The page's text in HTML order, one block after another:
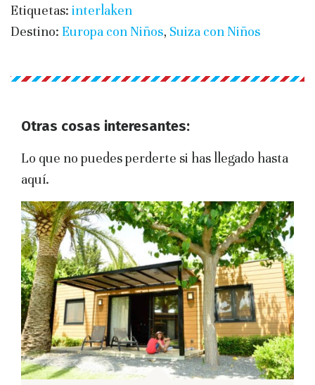
Etiquetas: interlaken
Destino: Europa con Niños, Suiza con Niños
Otras cosas interesantes:
Lo que no puedes perderte si has llegado hasta
aquí.